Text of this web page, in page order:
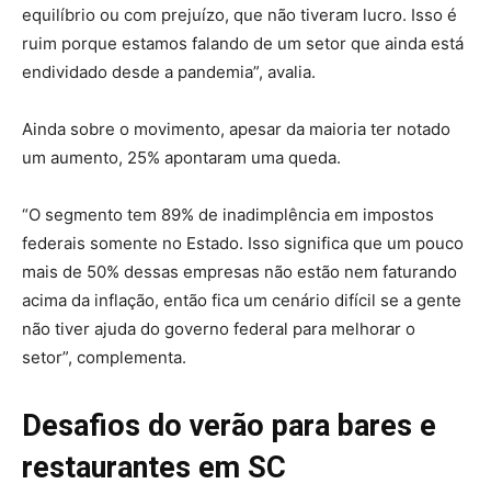
equilíbrio ou com prejuízo, que não tiveram lucro. Isso é
ruim porque estamos falando de um setor que ainda está
endividado desde a pandemia”, avalia.
Ainda sobre o movimento, apesar da maioria ter notado
um aumento, 25% apontaram uma queda.
“O segmento tem 89% de inadimplência em impostos
federais somente no Estado. Isso significa que um pouco
mais de 50% dessas empresas não estão nem faturando
acima da inflação, então fica um cenário difícil se a gente
não tiver ajuda do governo federal para melhorar o
setor”, complementa.
Desafios do verão para bares e
restaurantes em SC